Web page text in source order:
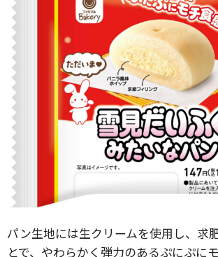
パン生地には生クリームを使用し、求
とで、やわらかく弾力のあるぷにぷに